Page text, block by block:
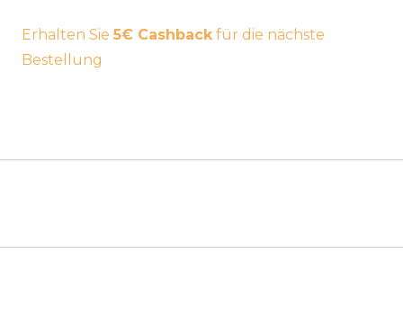
Erhalten Sie 5€ Cashback für die nächste
Bestellung